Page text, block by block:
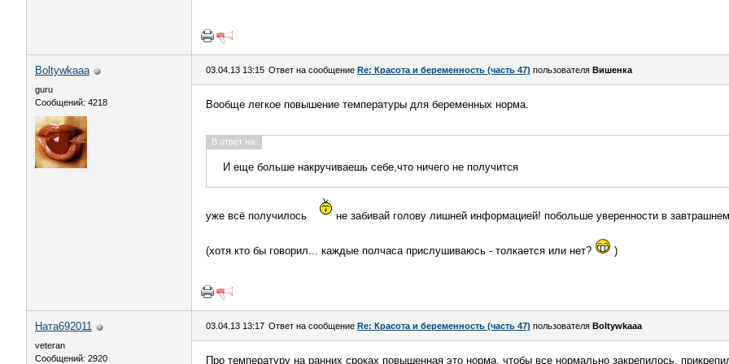
Boltywkaaa
guru
Сообщений: 4218
03.04.13 13:15 Ответ на сообщение Re: Красота и беременность (часть 47) пользователя Вишенка
Вообще легкое повышение температуры для беременных норма.
В ответ на:
И еще больше накручиваешь себе,что ничего не получится
уже всё получилось не забивай голову лишней информацией! побольше уверенности в
(хотя кто бы говорил... каждые полчаса прислушиваюсь - толкается или нет? )
Ната692011
veteran
Сообщений: 2920
03.04.13 13:17 Ответ на сообщение Re: Красота и беременность (часть 47) пользователя Boltywkaaa
Про температуру на ранних сроках повышенная это норма, чтобы все нормально закрепилось,